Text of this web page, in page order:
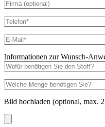
Informationen zur Wunsch-
Bild hochladen (optional, max.